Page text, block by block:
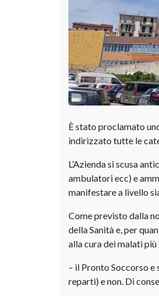
È stato proclamato
indirizzato tutte le
L’Azienda si scusa
ambulatori ecc) e
manifestare a livello
Come previsto dalla
della Sanità e, per
alla cura dei malati
– il Pronto Soccorso
reparti) e non. Di